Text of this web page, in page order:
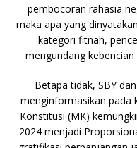
pembocoran rahasia
maka apa yang
kategori fitnah,
mengundang
Betapa tidak, SBY
menginformasikan pada
Konstitusi (MK)
2024 menjadi